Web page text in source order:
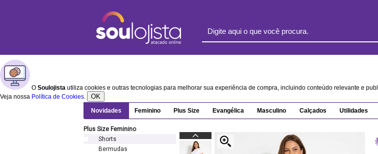
O Soulojista utiliza cookies e outras tecnologias para melhorar sua experiência de compra, incluindo conteúdo relevante e
Veja nossa Política de Cookies. OK
Novidades Feminino Plus Size Evangélica Masculino Calçados Utilidades
Plus Size Feminino
Shorts
Bermudas